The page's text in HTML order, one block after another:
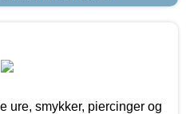
ure, smykker, piercinger og